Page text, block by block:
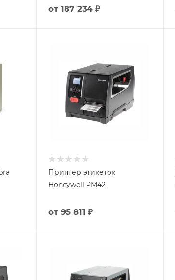
от 187 234 ₽
Принтер этикеток
Honeywell PM42
от 95 811 ₽